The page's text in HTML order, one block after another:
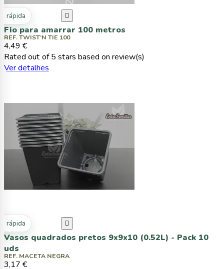
rápida 
Fio para amarrar 100 metros
REF. TWIST’N TIE 100
4,49 €
Rated out of 5 stars based on review(s)
Ver detalhes
rápida 
Vasos quadrados pretos 9x9x10 (0.52L) - Pack 10
uds
REF. MACETA NEGRA
3,17 €